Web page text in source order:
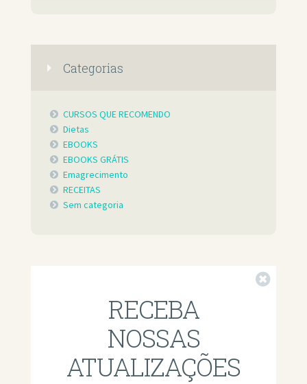
Categorias
CURSOS QUE RECOMENDO
Dietas
EBOOKS
EBOOKS GRÁTIS
Emagrecimento
RECEITAS
Sem categoria
RECEBA
NOSSAS
ATUALIZAÇÕES